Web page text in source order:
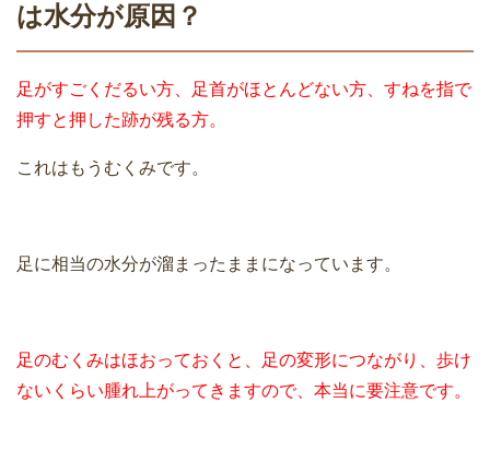
は水分が原因？
足がすごくだるい方、足首がほとんどない方、すねを指で
押すと押した跡が残る方。
これはもうむくみです。
足に相当の水分が溜まったままになっています。
足のむくみはほおっておくと、足の変形につながり、歩け
ないくらい腫れ上がってきますので、本当に要注意です。